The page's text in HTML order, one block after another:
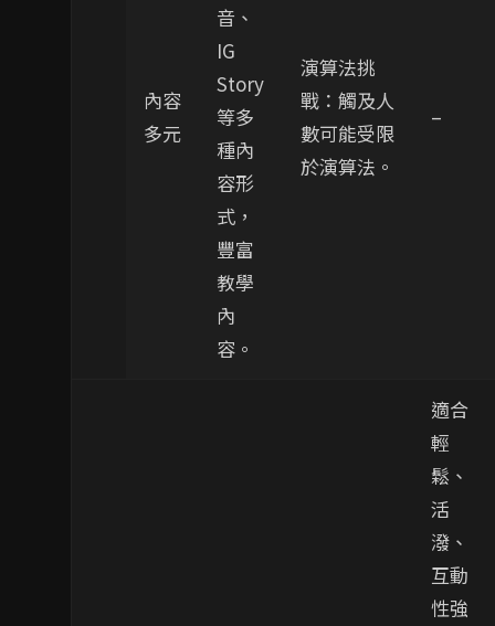
內容
多元
音、
IG
Story
等多
種內
容形
式，
豐富
教學
內
容。
演算法挑
戰：觸及人
數可能受限
於演算法。
–
適合
輕
鬆、
活
潑、
互動
性強